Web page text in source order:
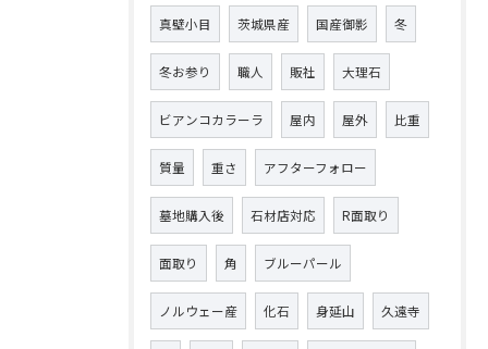
真壁小目 茨城県産 国産御影 冬
冬お参り 職人 販社 大理石
ビアンコカラーラ 屋内 屋外 比重
質量 重さ アフターフォロー
墓地購入後 石材店対応 R面取り
面取り 角 ブルーパール
ノルウェー産 化石 身延山 久遠寺